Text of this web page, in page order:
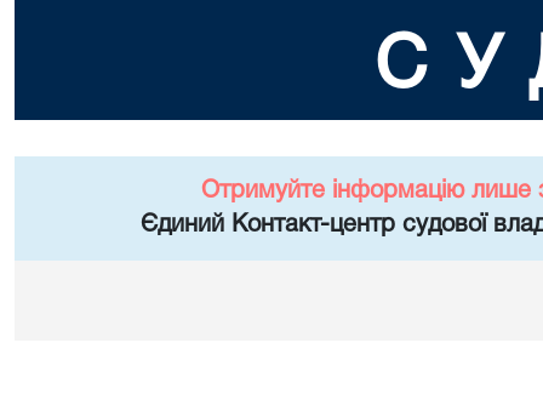
Отримуйте інформацію лише
Єдиний Контакт-центр судової